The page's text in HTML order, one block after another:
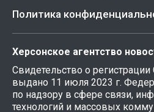
Политика
Херсонское агентство
Свидетельство о
выдано 11 июля 2023 г.
по надзору в сфере связи,
технологий и массовых